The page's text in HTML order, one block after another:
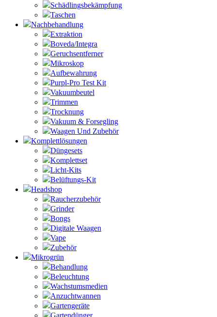
Schädlingsbekämpfung
Taschen
Nachbehandlung
Extraktion
Boveda/Integra
Geruchsentferner
Mikroskop
Aufbewahrung
Purpl-Pro Test Kit
Vakuumbeutel
Trimmen
Trocknung
Vakuum & Forsegling
Waagen Und Zubehör
Komplettlösungen
Düngesets
Komplettset
Licht-Kits
Belüftungs-Kit
Headshop
Raucherzubehör
Grinder
Bongs
Digitale Waagen
Vape
Zubehör
Mikrogrün
Behandlung
Beleuchtung
Wachstumsmedien
Anzuchtwannen
Gartengeräte
Gartendünger